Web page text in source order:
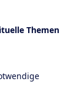
Themen